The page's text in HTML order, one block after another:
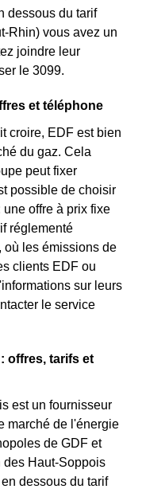
dessous du tarif
Rhin) vous avez un
joindre leur
le 3099.
et téléphone
croire, EDF est bien
du gaz. Cela
peut fixer
possible de choisir
offre à prix fixe
réglementé
où les émissions de
clients EDF ou
sur leurs
le service
offres, tarifs et
est un fournisseur
marché de l'énergie
de GDF et
des Haut-Soppois
dessous du tarif